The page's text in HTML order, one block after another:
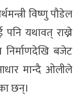
विष्णु पौडेल
पनि यथावत् राख्ने
निर्माणदेखि बजेट
मान्दै ओलीले
छन्।